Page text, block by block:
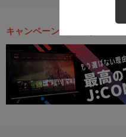
キャンペーン・お得な情報